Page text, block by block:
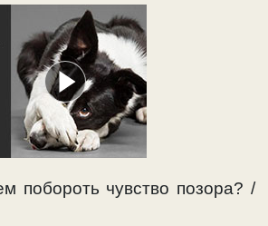
побороть чувство позора? /